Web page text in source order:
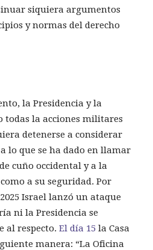
siquiera argumentos
y normas del derecho
la Presidencia y la
todas la acciones militares
detenerse a considerar
lo que se ha dado en llamar
cuño occidental y a la
a su seguridad. Por
Israel lanzó un ataque
ni la Presidencia se
al respecto. El día 15 la Casa
manera: “La Oficina